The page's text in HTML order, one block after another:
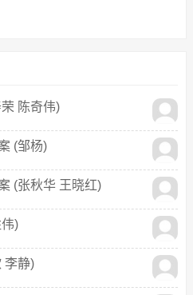
陈奇伟)
(邹杨)
(张秋华 王晓红)
)
李静)